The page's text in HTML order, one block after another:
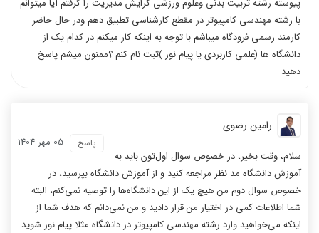
پیوسته رشته تربیت بدنی وعلوم ورزشی گرایش مدیریت را گرفتم آیا میتوانم
با رشته مهندسی کامپیوتر در مقطع کارشناسی تطبیق دهم ودر حال حاضر
کارمند رسمی فرودگاه میباشم با توجه به اینکه کار میکنم در کدام یک از
دانشگاه ها (علمی کاربردی یا پیام نور )ثبت نام کنم ؟ممنون میشم پاسخ
دهید
رامین رضوی
05 مهر 1404 پاسخ
سلام، وقت بخیر، در خصوص سوال اول‌تون باید به
آموزش دانشگاه مد نظر مراجعه کنید و از آموزش دانشگاه بپرسید، در
خصوص سوال دوم من هیچ یک از این دانشگاه‌ها را توصیه نمی‌کنم، البته
شما اطلاعات کمی در اختیار من قرار دادید و من نمی‌دانم که هدف شما از
اینکه می‌خواهید وارد رشته مهندسی کامپیوتر در دانشگاه مثلا پیام نور شوید